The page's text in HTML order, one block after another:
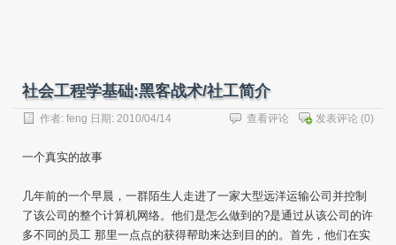
社会工程学基础:黑客战术/社工简介
作者: feng 日期: 2010/04/14 发表评论 (0)
查看评论
一个真实的故事
几年前的一个早晨，一群陌生人走进了一家大型远洋运输公司并控制
了该公司的整个计算机网络。他们是怎么做到的?是通过从该公司的许
多不同的员工 那里一点点的获得帮助来达到目的的。首先，他们在实